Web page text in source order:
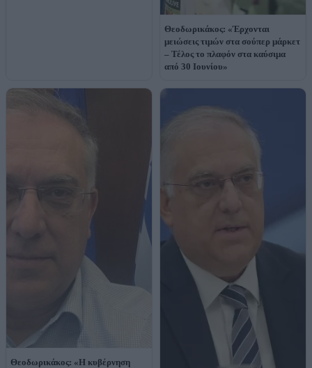
Θεοδωρικάκος: «Έρχονται
μειώσεις τιμών στα σούπερ μάρκετ
– Τέλος το πλαφόν στα καύσιμα
από 30 Ιουνίου»
Θεοδωρικάκος: «Η κυβέρνηση